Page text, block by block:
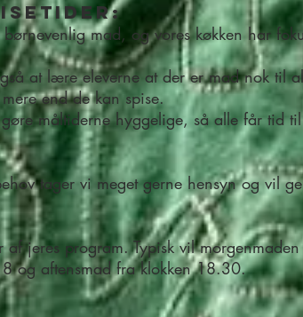
mad, og vores køkken har
at lære eleverne at der er mad nok til
end de kan spise.
måltiderne hyggelige, så alle får tid
tager vi meget gerne hensyn og vil
jeres program. Typisk vil
8 og aftensmad fra klokken 18.30.